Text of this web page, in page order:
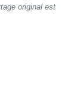
original est